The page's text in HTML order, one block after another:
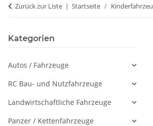
Zurück zur Liste Startseite
Kategorien
Autos / Fahrzeuge
RC Bau- und Nutzfahrzeuge
Landwirtschaftliche Fahrzeuge
Panzer / Kettenfahrzeuge